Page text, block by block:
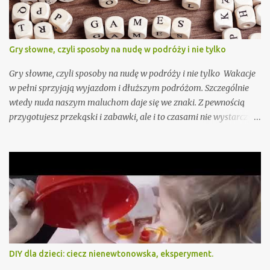
Gry słowne, czyli sposoby na nudę w podróży i nie tylko
Gry słowne, czyli sposoby na nudę w podróży i nie tylko Wakacje
w pełni sprzyjają wyjazdom i dłuższym podróżom. Szczególnie
wtedy nuda naszym maluchom daje się we znaki. Z pewnością
przygotujesz przekąski i zabawki, ale i to czasami nie wystarczy.
15 gier słownych, wśród których na pewno znajdziesz coś fajnego
akurat dla Twojego dziecka lub całej rodziny. To typowe gry
słowne, do których nie potrzebujesz żadnych dodatkowych
akcesoriów, sprawdzą się więc szczególnie jako sposób na nudę w
samolocie czy aucie.
DIY dla dzieci: ciecz nienewtonowska, eksperyment.